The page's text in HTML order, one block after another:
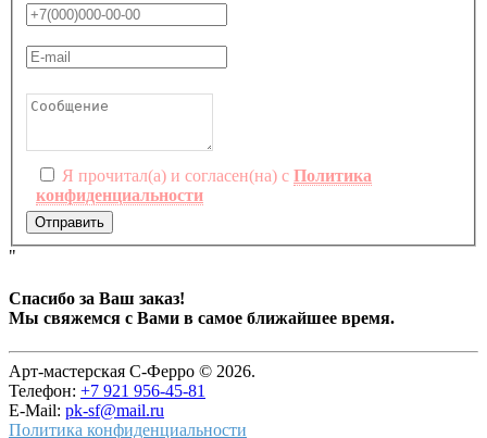
Я прочитал(а) и согласен(на) с Политика
конфиденциальности
Отправить
"
Спасибо за Ваш заказ!
Мы свяжемся с Вами в самое ближайшее время.
Арт-мастерская С-Ферро © 2026.
Телефон: +7 921 956-45-81
E-Mail: pk-sf@mail.ru
Политика конфиденциальности